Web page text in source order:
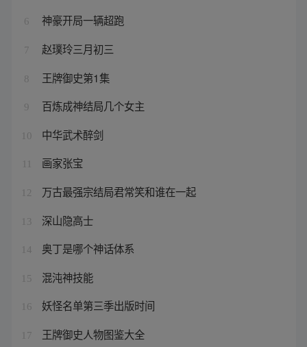
6 神豪开局一辆超跑
7 赵璞玲三月初三
8 王牌御史第1集
9 百炼成神结局几个女主
10 中华武术醉剑
画家张宝
12 万古最强宗结局君常笑和谁在一起
13 深山隐高士
14 奥丁是哪个神话体系
15 混沌神技能
16 妖怪名单第三季出版时间
17 王牌御史人物图鉴大全